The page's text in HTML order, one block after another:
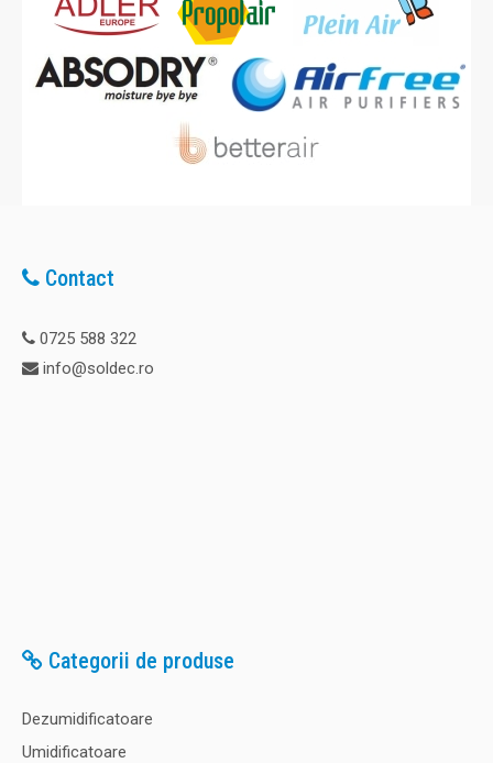
Contact
0725 588 322
info@soldec.ro
Categorii de produse
Dezumidificatoare
Umidificatoare